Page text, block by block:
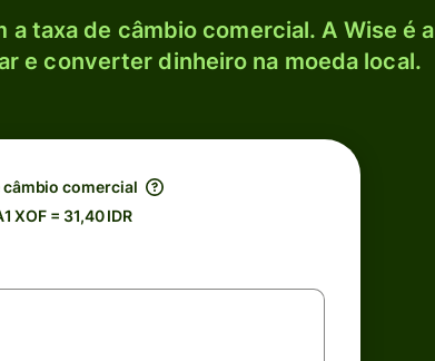
a taxa de câmbio comercial. A Wise é a
e converter dinheiro na moeda local.
câmbio comercial
XOF = 31,40 IDR